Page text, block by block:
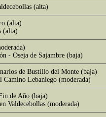
(alta)
(alta)
(alta)
- Oseja de Sajambre (baja)
de Bustillo del Monte (baja)
Lebaniego (moderada)
de Año (baja)
Valdecebollas (moderada)